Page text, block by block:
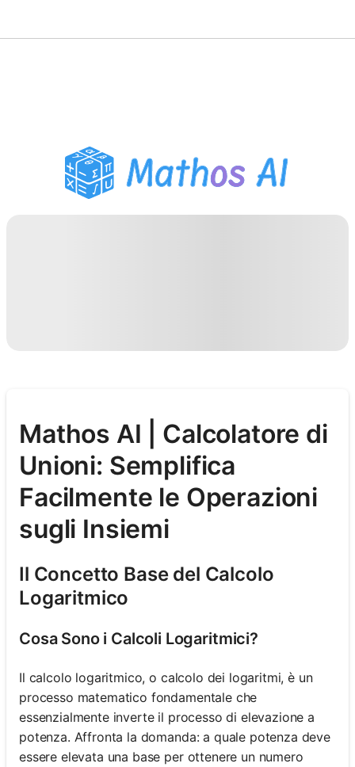
Assistente Compiti PDF
Strumenti di studio
Mathos AI | Calcolatore di
Unioni: Semplifica
Facilmente le Operazioni
sugli Insiemi
Il Concetto Base del Calcolo
Logaritmico
Cosa Sono i Calcoli Logaritmici?
Il calcolo logaritmico, o calcolo dei logaritmi, è un
processo matematico fondamentale che
essenzialmente inverte il processo di elevazione a
potenza. Affronta la domanda: a quale potenza deve
essere elevata una base per ottenere un numero